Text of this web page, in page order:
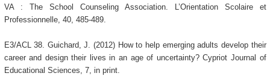
VA : The School Counseling Association. L’Orientation Scolaire et
Professionnelle, 40, 485-489.
E3/ACL 38. Guichard, J. (2012) How to help emerging adults develop their
career and design their lives in an age of uncertainty? Cypriot Journal of
Educational Sciences, 7, in print.